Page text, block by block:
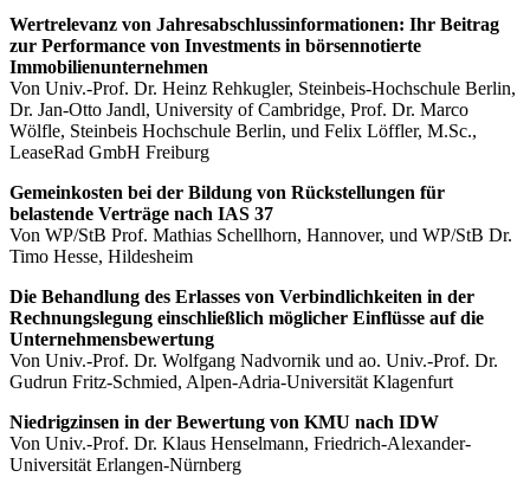
Wertrelevanz von Jahresabschlussinformationen: Ihr Beitrag
zur Performance von Investments in börsennotierte
Immobilienunternehmen
Von Univ.-Prof. Dr. Heinz Rehkugler, Steinbeis-Hochschule Berlin,
Dr. Jan-Otto Jandl, University of Cambridge, Prof. Dr. Marco
Wölfle, Steinbeis Hochschule Berlin, und Felix Löffler, M.Sc.,
LeaseRad GmbH Freiburg
Gemeinkosten bei der Bildung von Rückstellungen für
belastende Verträge nach IAS 37
Von WP/StB Prof. Mathias Schellhorn, Hannover, und WP/StB Dr.
Timo Hesse, Hildesheim
Die Behandlung des Erlasses von Verbindlichkeiten in der
Rechnungslegung einschließlich möglicher Einflüsse auf die
Unternehmensbewertung
Von Univ.-Prof. Dr. Wolfgang Nadvornik und ao. Univ.-Prof. Dr.
Gudrun Fritz-Schmied, Alpen-Adria-Universität Klagenfurt
Niedrigzinsen in der Bewertung von KMU nach IDW
Von Univ.-Prof. Dr. Klaus Henselmann, Friedrich-Alexander-
Universität Erlangen-Nürnberg